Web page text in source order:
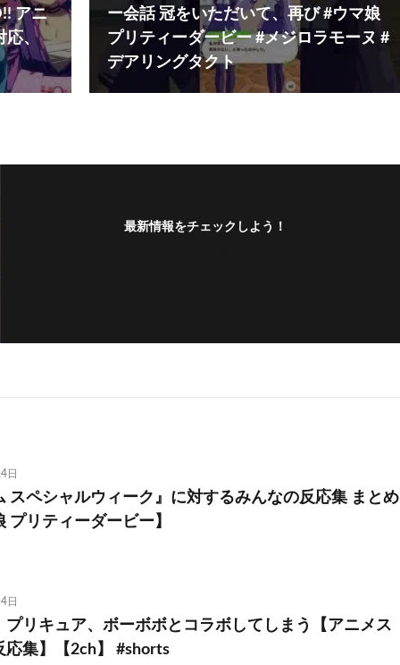
アニ
応、
ー会話 冠をいただいて、再び #ウマ娘
プリティーダービー #メジロラモーヌ #
デアリングタクト
最新情報をチェックしよう！
日
スペシャルウィーク』に対するみんなの反応集 まとめ
プリティーダービー】
日
プリキュア、ボーボボとコラボしてしまう【アニメス
応集】【2ch】 #shorts